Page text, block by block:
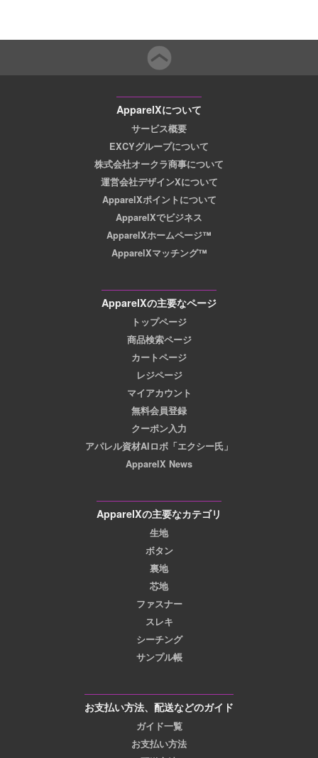
ApparelXについて
サービス概要
EXCYグループについて
株式会社オークラ商事について
運営会社デザインXについて
ApparelXポイントについて
ApparelXでビジネス
ApparelXホームページ™
ApparelXマッチング™
ApparelXの主要なページ
トップページ
商品検索ページ
カートページ
レジページ
マイアカウント
無料会員登録
クーポン入力
アパレル資材AIロボ「エクシー氏」
ApparelX News
ApparelXの主要なカテゴリ
生地
ボタン
裏地
芯地
ファスナー
スレキ
シーチング
サンプル帳
お支払い方法、配送などのガイド
ガイド一覧
お支払い方法